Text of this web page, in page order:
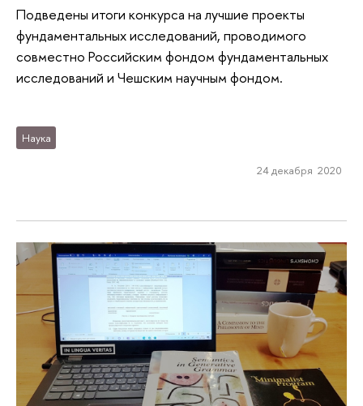
Подведены итоги конкурса на лучшие проекты
фундаментальных исследований, проводимого
совместно Российским фондом фундаментальных
исследований и Чешским научным фондом.
Наука
24 декабря 2020